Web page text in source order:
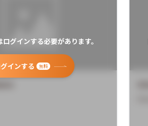
グインする必要があります。
インする 無料